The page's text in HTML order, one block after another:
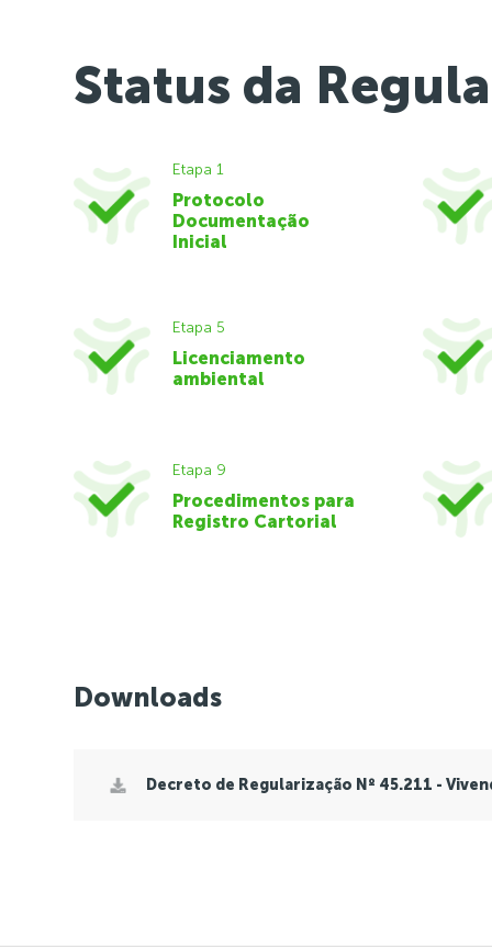
Status da
Etapa 1
Protocolo
Documentação
Inicial
Etapa 5
Licenciamento
ambiental
Etapa 9
Procedimentos para
Registro Cartorial
Downloads
Decreto de Regularização Nº 45.211 -